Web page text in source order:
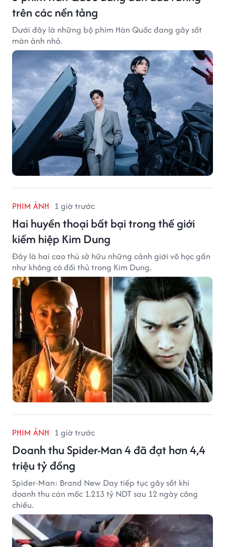
trên các nền tảng
Dưới đây là những bộ phim Hàn Quốc đang gây sốt
màn ảnh nhỏ.
PHIM ẢNH 1 giờ trước
Hai huyền thoại bất bại trong thế giới
kiếm hiệp Kim Dung
Đây là hai cao thủ sở hữu những cảnh giới võ học gần
như không có đối thủ trong Kim Dung.
PHIM ẢNH 1 giờ trước
Doanh thu Spider-Man 4 đã đạt hơn 4,4
triệu tỷ đồng
Spider-Man: Brand New Day tiếp tục gây sốt khi
doanh thu cán mốc 1.213 tỷ NDT sau 12 ngày công
chiếu.